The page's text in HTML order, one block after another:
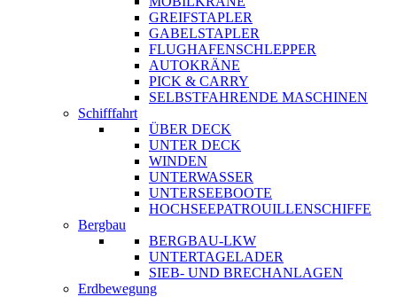
GREIFSTAPLER
GABELSTAPLER
FLUGHAFENSCHLEPPER
AUTOKRÄNE
PICK & CARRY
SELBSTFAHRENDE MASCHINEN
Schifffahrt
ÜBER DECK
UNTER DECK
WINDEN
UNTERWASSER
UNTERSEEBOOTE
HOCHSEEPATROUILLENSCHIFFE
Bergbau
BERGBAU-LKW
UNTERTAGELADER
SIEB- UND BRECHANLAGEN
Erdbewegung